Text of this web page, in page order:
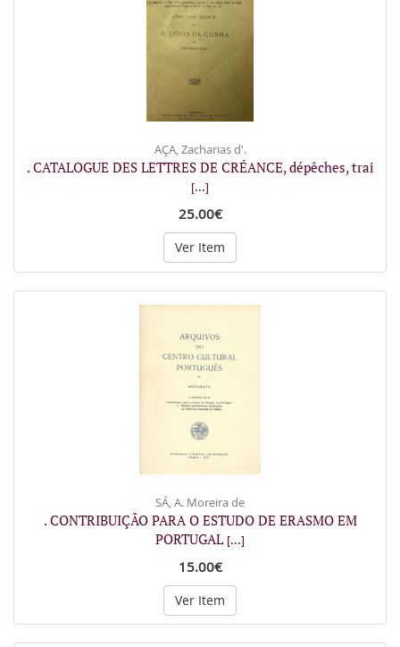
AÇA, Zacharias d'.
. CATALOGUE DES LETTRES DE CRÉANCE, dépêches, trai
[...]
25.00€
Ver Item
SÁ, A. Moreira de
. CONTRIBUIÇÃO PARA O ESTUDO DE ERASMO EM
PORTUGAL [...]
15.00€
Ver Item